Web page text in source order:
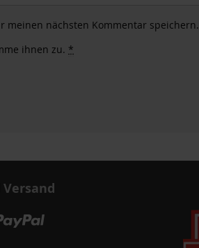
meinen nächsten Kommentar speichern.
ihnen zu. *